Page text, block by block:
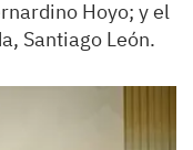
Hoyo; y el
Santiago León.